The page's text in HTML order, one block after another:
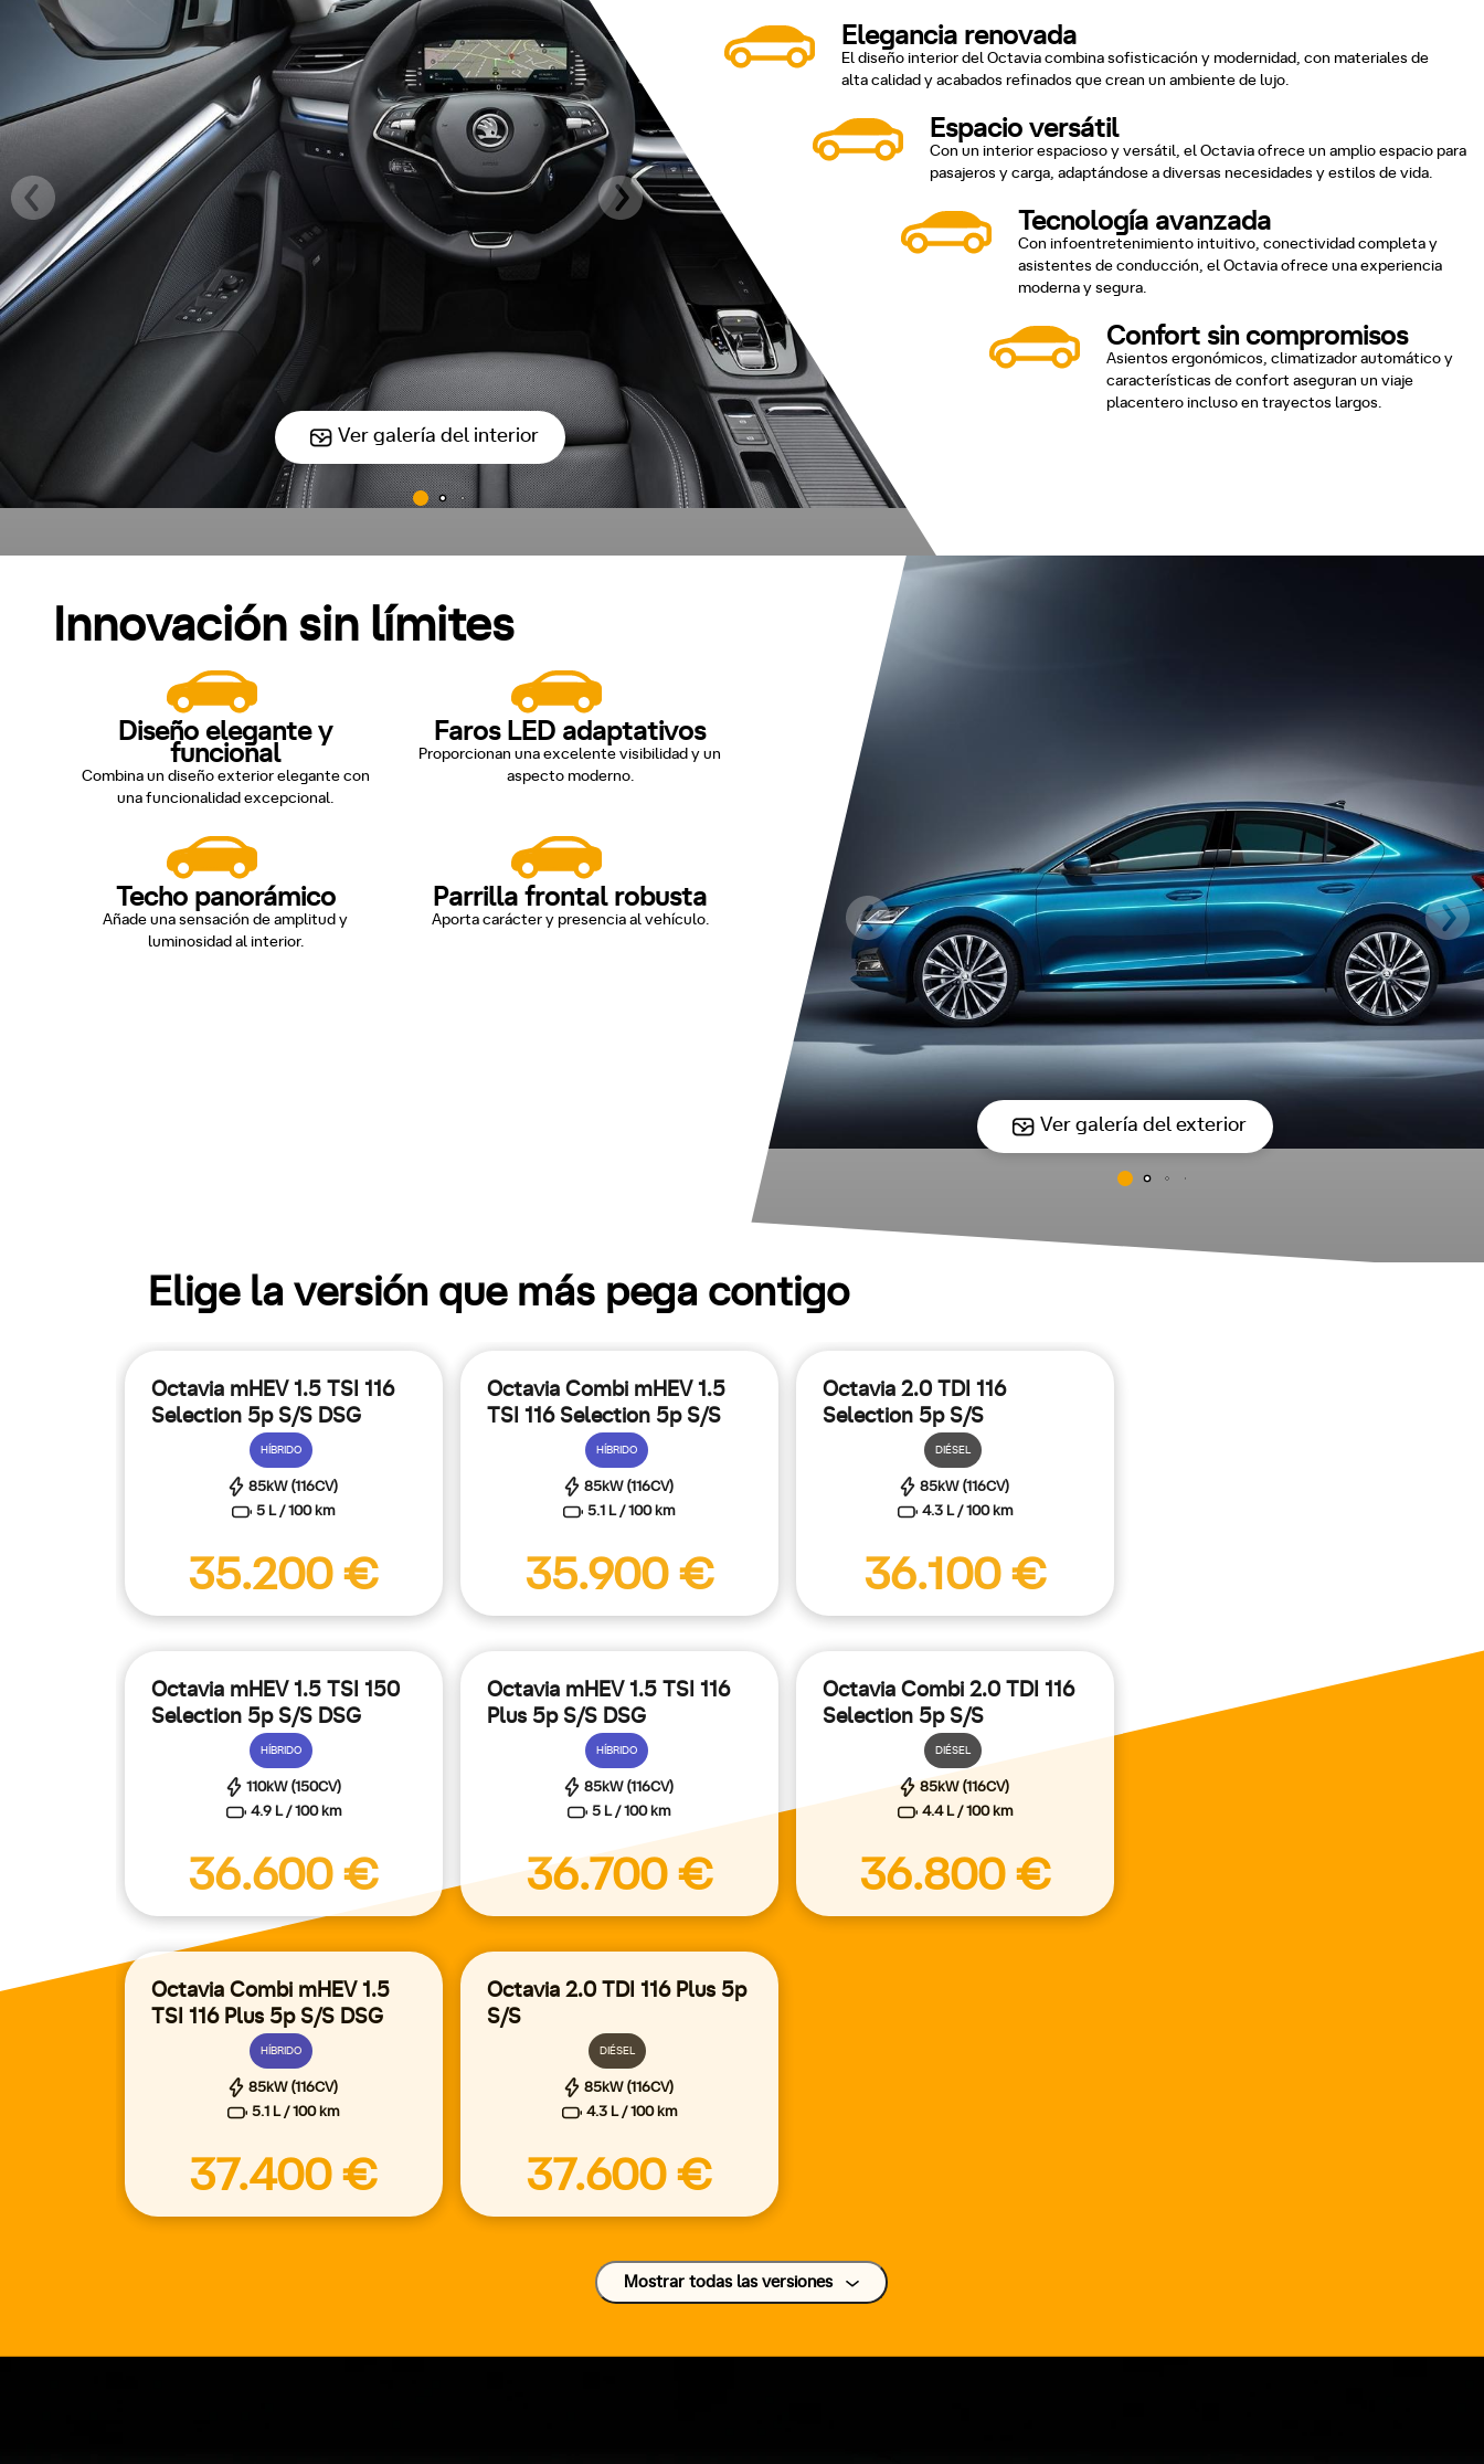
Ver galería del interior
Elegancia renovada
El diseño interior del Octavia combina sofisticación y modernidad, con materiales de
alta calidad y acabados refinados que crean un ambiente de lujo.
Espacio versátil
Con un interior espacioso y versátil, el Octavia ofrece un amplio espacio para
pasajeros y carga, adaptándose a diversas necesidades y estilos de vida.
Tecnología avanzada
Con infoentretenimiento intuitivo, conectividad completa y
asistentes de conducción, el Octavia ofrece una experiencia
moderna y segura.
Confort sin compromisos
Asientos ergonómicos, climatizador automático y
características de confort aseguran un viaje
placentero incluso en trayectos largos.
Innovación sin límites
Diseño elegante y
funcional
Combina un diseño exterior elegante con
una funcionalidad excepcional.
Faros LED adaptativos
Proporcionan una excelente visibilidad y un
aspecto moderno.
Techo panorámico
Añade una sensación de amplitud y
luminosidad al interior.
Parrilla frontal robusta
Aporta carácter y presencia al vehículo.
Ver galería del exterior
Elige la versión que más pega contigo
Octavia mHEV 1.5 TSI 116
Selection 5p S/S DSG
HÍBRIDO
85kW (116CV)
5 L / 100 km
35.200 €
Octavia Combi mHEV 1.5
TSI 116 Selection 5p S/S
HÍBRIDO
85kW (116CV)
5.1 L / 100 km
35.900 €
Octavia 2.0 TDI 116
Selection 5p S/S
DIÉSEL
85kW (116CV)
4.3 L / 100 km
36.100 €
Octavia mHEV 1.5 TSI 150
Selection 5p S/S DSG
HÍBRIDO
110kW (150CV)
4.9 L / 100 km
36.600 €
Octavia mHEV 1.5 TSI 116
Plus 5p S/S DSG
HÍBRIDO
85kW (116CV)
5 L / 100 km
36.700 €
Octavia Combi 2.0 TDI 116
Selection 5p S/S
DIÉSEL
85kW (116CV)
4.4 L / 100 km
36.800 €
Octavia Combi mHEV 1.5
TSI 116 Plus 5p S/S DSG
HÍBRIDO
85kW (116CV)
5.1 L / 100 km
37.400 €
Octavia 2.0 TDI 116 Plus 5p
S/S
DIÉSEL
85kW (116CV)
4.3 L / 100 km
37.600 €
Mostrar todas las versiones